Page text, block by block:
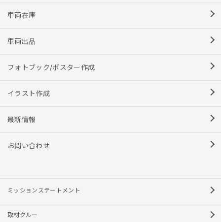
車両在庫
車両出品
フォトブック/ポスター作成
イラスト作成
最新情報
お問い合わせ
ミッションステートメント
取材クルー